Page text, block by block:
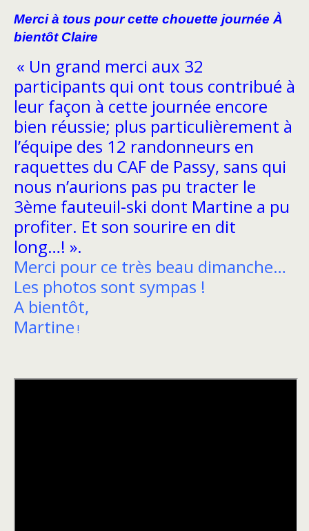
Merci à tous pour cette chouette journée À
bientôt Claire
« Un grand merci aux 32
participants qui ont tous contribué à
leur façon à cette journée encore
bien réussie; plus particulièrement à
l’équipe des 12 randonneurs en
raquettes du CAF de Passy, sans qui
nous n’aurions pas pu tracter le
3ème fauteuil-ski dont Martine a pu
profiter. Et son sourire en dit
long…! ».
Merci pour ce très beau dimanche…
Les photos sont sympas !
A bientôt,
Martine !